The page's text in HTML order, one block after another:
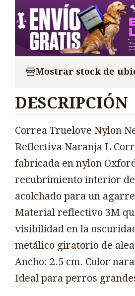
Mostrar stock de
DESCRIPCIÓN
Correa Truelove Nylon
Reflectiva Naranja L
fabricada en nylon
recubrimiento interior
acolchado para un
Material reflectivo 3M
visibilidad en la
metálico giratorio de
Ancho: 2.5 cm. Color
Ideal para perros